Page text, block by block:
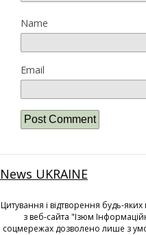
Name
Email
News UKRAINE
Цитування і відтворення будь-яких
з веб-сайта "Ізюм
соцмережах дозволено лише з